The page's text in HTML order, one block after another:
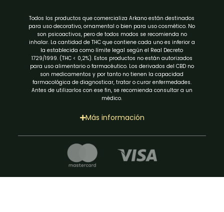
Todos los productos que comercializa Arkano están destinados
para uso decorativo, ornamental o bien para uso cosmético. No
son psicoactivos, pero de todos modos se recomienda no
inhalar. La cantidad de THC que contiene cada uno es inferior a
la establecida como límite legal según el Real Decreto
1729/1999. (THC < 0,2%). Estos productos no están autorizados
para uso alimentario o farmacéutico. Los derivados del CBD no
son medicamentos y por tanto no tienen la capacidad
farmacológica de diagnosticar, tratar o curar enfermedades.
Antes de utilizarlos con ese fin, se recomienda consultar a un
médico.
Más información